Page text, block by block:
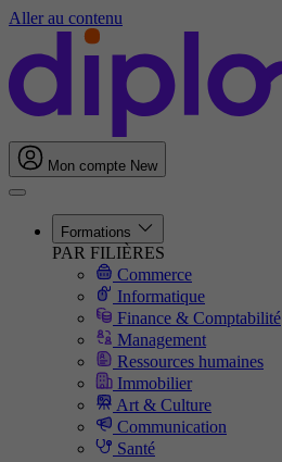
Aller au contenu
Mon compte New
Formations
PAR FILIÈRES
Commerce
Informatique
Finance & Comptabilité
Management
Ressources humaines
Immobilier
Art & Culture
Communication
Santé